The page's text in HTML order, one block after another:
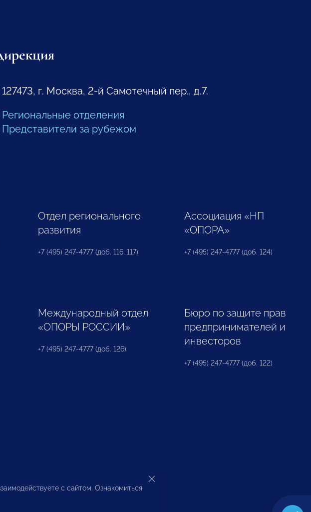
127473, г. Москва, 2-й Самотечный пер., д.7.
Региональные отделения
Представители за рубежом
Отдел регионального
развития
+7 (495) 247-4777 (доб. 116, 117)
Ассоциация «НП
«ОПОРА»
+7 (495) 247-4777 (доб. 124)
Международный отдел
«ОПОРЫ РОССИИ»
+7 (495) 247-4777 (доб. 126)
Бюро по защите прав
предпринимателей и
инвесторов
+7 (495) 247-4777 (доб. 122)
с сайтом. Ознакомиться